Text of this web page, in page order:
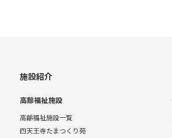
施設紹介
高齢福祉施設
高齢福祉施設一覧
四天王寺たまつくり苑